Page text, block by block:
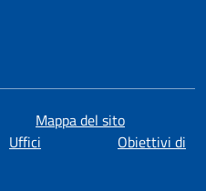
Mappa del sito
Uffici
Obiettivi di